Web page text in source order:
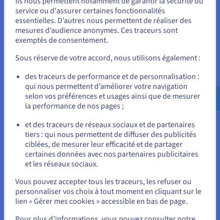
clients et de maintenir leur productivité sans
interruption.
Il favorise la confiance, améliorant la réputation de la
d’arrêt peuvent perturber les processus commerciaux,
manquées et une détérioration des relations avec les
clients.
Chaque minute d'indisponibilité peut entraîner une
frustration des utilisateurs. Par conséquent,
l'optimisation du temps de disponibilité et la
minimisation des temps d'arrêt sont essentielles pour
maintenir la continuité de l'activité, assurer l'efficacité
opérationnelle et préserver une image de marque
positive.
Vous semblez être localisé en États-
Unis.
Pour commander, rendez-vous sur le site de votre pays (États-
Allez sur le site États-Unis
us.ovhcloud.com/learn Anglais USD - $
ou
Rester sur le site actuel
Sélectionner un autre site web
service ou d'assurer certaines fonctionnalités
essentielles. D’autres nous permettent de réaliser des
mesures d’audience anonymes. Ces traceurs sont
exemptés de consentement.
Sous réserve de votre accord, nous utilisons également :
des traceurs de performance et de personnalisation :
qui nous permettent d’améliorer votre navigation
selon vos préférences et usages ainsi que de mesurer
la performance de nos pages ;
et des traceurs de réseaux sociaux et de partenaires
tiers : qui nous permettent de diffuser des publicités
ciblées, de mesurer leur efficacité et de partager
certaines données avec nos partenaires publicitaires
et les réseaux sociaux.
Vous pouvez accepter tous les traceurs, les refuser ou
personnaliser vos choix à tout moment en cliquant sur le
lien « Gérer mes cookies » accessible en bas de page.